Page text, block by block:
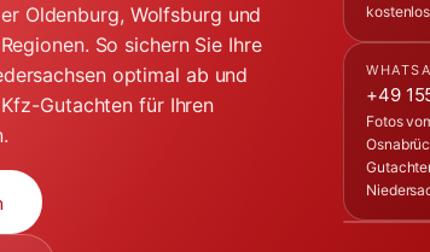
Oldenburg, Wolfsburg und
So sichern Sie Ihre
optimal ab und
Gutachten für Ihren
+49
Fotos